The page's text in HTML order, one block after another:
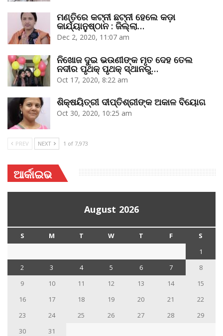
ମଣ୍ତିରେ କଟ୍‌ନୀ ଛଟ୍‌ନୀ ହେଲେ କଡ଼ା
କାର୍ଯ୍ୟାନୁଷ୍ଠାନ : ଜିଲ୍ଲା…
Dec 2, 2020, 11:07 am
ନିଖୋଜ ଦୁଇ ଭଉଣୀଙ୍କ ମୃତ ଦେହ ତେଲ
ନଦୀର ପୃଥକ୍‌ ପୃଥକ୍‌ ସ୍ଥାନରୁ…
Oct 17, 2020, 8:22 am
ଶିକ୍ଷୟିତ୍ରୀ ଦୀପ୍ତିଶ୍ରୀଙ୍କ ଅକାଳ ବିୟୋଗ
Oct 30, 2020, 10:25 am
PREV NEXT 1 of 7,973
ଆର୍କାଇଭ
August 2026
S M T W T F
S
1
2
3 4 5 6 7
8
9
10 11 12 13 14
15
16
17 18 19 20 21
22
23
24 25 26 27 28
29
30
31